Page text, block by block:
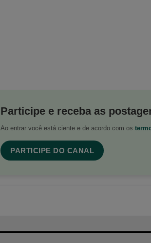
Participe e receba as
Ao entrar você está ciente e de acordo com os
PARTICIPE DO CANAL